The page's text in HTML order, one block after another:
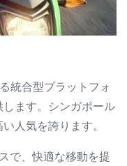
統合型プラットフォ
ます。シンガポール
人気を誇ります。
で、快適な移動を提